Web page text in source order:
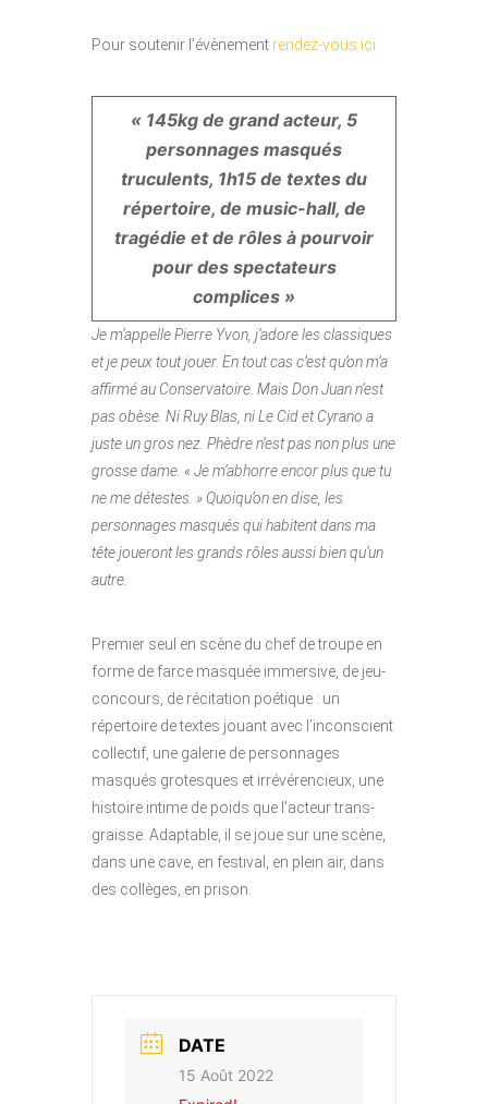
Pour soutenir l’évènement rendez-vous ici
« 145kg de grand acteur, 5
personnages masqués
truculents, 1h15 de textes du
répertoire, de music-hall, de
tragédie et de rôles à pourvoir
pour des spectateurs
complices »
Je m’appelle Pierre Yvon, j’adore les classiques
et je peux tout jouer. En tout cas c’est qu’on m’a
affirmé au Conservatoire. Mais Don Juan n’est
pas obèse. Ni Ruy Blas, ni Le Cid et Cyrano a
juste un gros nez. Phèdre n’est pas non plus une
grosse dame. « Je m’abhorre encor plus que tu
ne me détestes. » Quoiqu’on en dise, les
personnages masqués qui habitent dans ma
tête joueront les grands rôles aussi bien qu’un
autre.
Premier seul en scène du chef de troupe en
forme de farce masquée immersive, de jeu-
concours, de récitation poétique : un
répertoire de textes jouant avec l’inconscient
collectif, une galerie de personnages
masqués grotesques et irrévérencieux, une
histoire intime de poids que l’acteur trans-
graisse. Adaptable, il se joue sur une scène,
dans une cave, en festival, en plein air, dans
des collèges, en prison.
DATE
15 Août 2022